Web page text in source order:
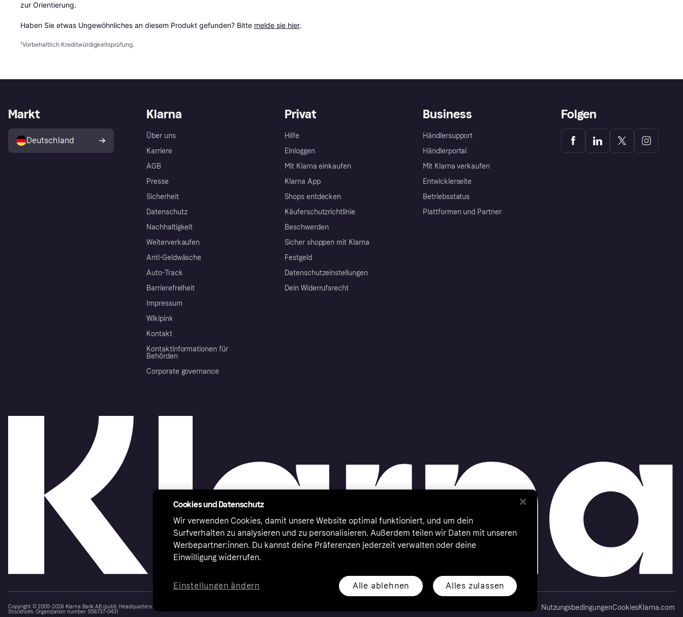
zur Orientierung.
Haben Sie etwas Ungewöhnliches an diesem Produkt gefunden? Bitte melde sie hier.
¹Vorbehaltlich Kreditwürdigkeitsprüfung.
Klarna
Über uns
Karriere
AGB
Presse
Sicherheit
Datenschutz
Nachhaltigkeit
Weiterverkaufen
Anti-Geldwäsche
Auto-Track
Barrierefreiheit
Impressum
Wikipink
Kontakt
Kontaktinformationen für
Behörden
Corporate governance
Privat
Hilfe
Einloggen
Mit Klarna einkaufen
Klarna App
Shops entdecken
Käuferschutzrichtlinie
Beschwerden
Sicher shoppen mit Klarna
Festgeld
Datenschutzeinstellungen
Dein Widerrufsrecht
Business
Händlersupport
Händlerportal
Mit Klarna verkaufen
Entwicklerseite
Betriebsstatus
Plattformen und Partner
Markt
Deutschland
Folgen
Copyright © 2005-2026 Klarna Bank AB (publ). Headquarters: Stockholm, Sweden. All rights reserved. Klarna Bank AB (publ). Sveavägen 46, 111 34
Stockholm. Organization number: 556737-0431
NutzungsbedingungenCookiesKlarna.com
Cookies und Datenschutz
Wir verwenden Cookies, damit unsere Website optimal funktioniert, und um dein
Surfverhalten zu analysieren und zu personalisieren. Außerdem teilen wir Daten mit unseren
Werbepartner:innen. Du kannst deine Präferenzen jederzeit verwalten oder deine
Einwilligung widerrufen.
Alle ablehnen Alles zulassen
Einstellungen ändern